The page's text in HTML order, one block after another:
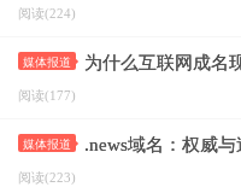
阅读(224)
媒体报道 为什么互联网成名
阅读(177)
媒体报道 .news域名：权威
阅读(223)